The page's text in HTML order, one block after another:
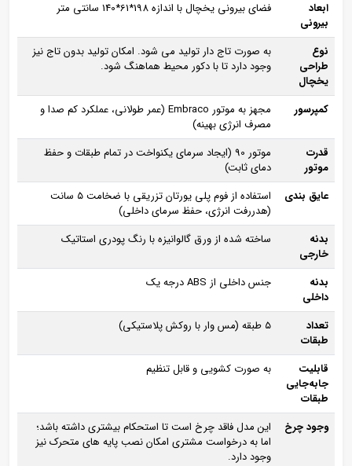
ابعاد
بیرونی
فضای بیرونی یخچال با اندازه 198*61*140 سانتی متر
نوع
طراحی
یخچال
به صورت تاج‌ دار تولید می‌ شود. امکان تولید بدون تاج نیز
وجود دارد تا با دکور محیط هماهنگ شود.
کمپرسور
مجهز به موتور Embraco (عمر طولانی، عملکرد کم‌ صدا و
مصرف انرژی بهینه)
قدرت
موتور
موتور 90 (ایجاد سرمای یکنواخت در تمام طبقات و حفظ
دمای ثابت)
عایق‌ بندی
استفاده از فوم پلی‌ یورتان تزریقی با ضخامت ۵ سانت
(هدررفت انرژی، حفظ سرمای داخلی)
بدنه
خارجی
ساخته‌ شده از ورق گالوانیزه با رنگ پودری استاتیک
بدنه
داخلی
جنس داخلی از ABS درجه یک
تعداد
طبقات
۵ طبقه (مس‌ وار با روکش پلاستیکی)
قابلیت
جابه‌جایی
طبقات
به‌ صورت کشویی و قابل تنظیم
وجود چرخ
این مدل فاقد چرخ است تا استحکام بیشتری داشته باشد؛
اما به‌ درخواست مشتری امکان نصب پایه‌ های متحرک نیز
وجود دارد.